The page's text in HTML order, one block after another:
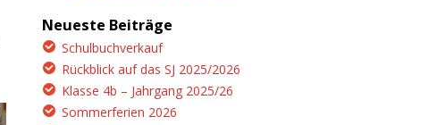
Neueste Beiträge
Schulbuchverkauf
Rückblick auf das SJ 2025/2026
Klasse 4b – Jahrgang 2025/26
Sommerferien 2026